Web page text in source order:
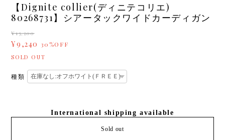
【Dignite collier(ディニテコリエ)
80268731】シアータックワイドカーディガン
¥13,200
¥9,240 30%OFF
SOLD OUT
種類
International shipping available
Sold out